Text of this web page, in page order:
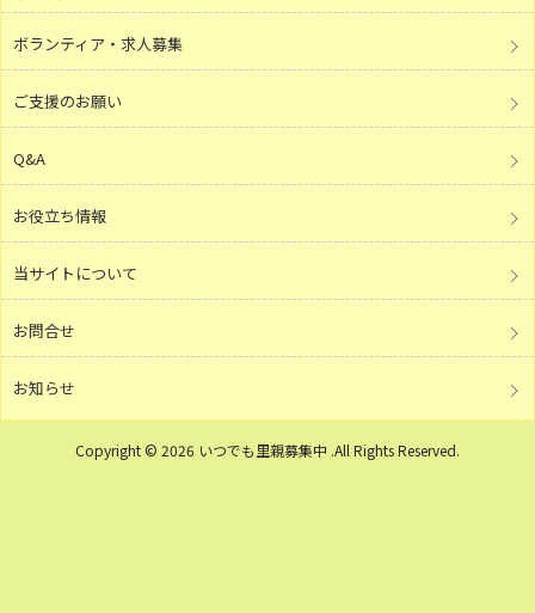
ボランティア・求人募集
ご支援のお願い
Q&A
お役立ち情報
当サイトについて
お問合せ
お知らせ
Copyright © 2026 いつでも里親募集中 .All Rights Reserved.